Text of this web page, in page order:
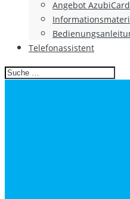
Angebot AzubiCard
Telefonassistent
Search